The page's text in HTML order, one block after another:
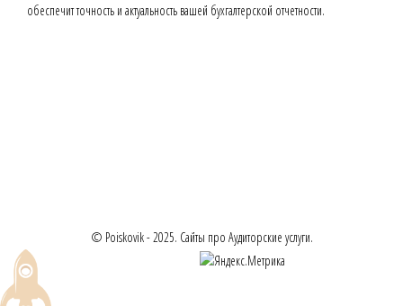
обеспечит точность и актуальность вашей бухгалтерской отчетности.
© Poiskovik - 2025. Сайты про Аудиторские услуги.